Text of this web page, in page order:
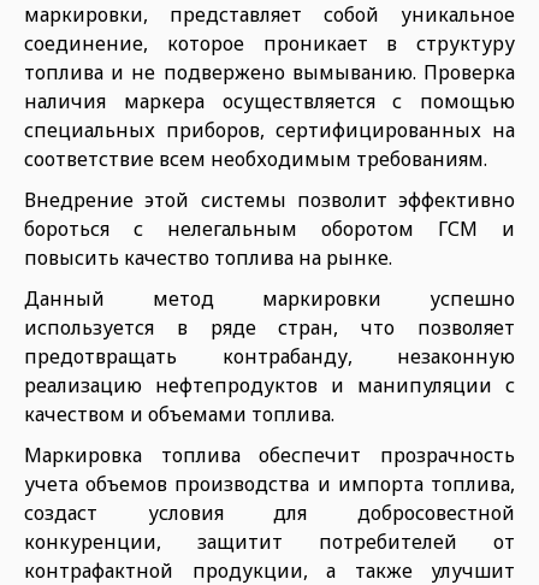
маркировки, представляет собой уникальное
соединение, которое проникает в структуру
топлива и не подвержено вымыванию. Проверка
наличия маркера осуществляется с помощью
специальных приборов, сертифицированных на
соответствие всем необходимым требованиям.
Внедрение этой системы позволит эффективно
бороться с нелегальным оборотом ГСМ и
повысить качество топлива на рынке.
Данный метод маркировки успешно
используется в ряде стран, что позволяет
предотвращать контрабанду, незаконную
реализацию нефтепродуктов и манипуляции с
качеством и объемами топлива.
Маркировка топлива обеспечит прозрачность
учета объемов производства и импорта топлива,
создаст условия для добросовестной
конкуренции, защитит потребителей от
контрафактной продукции, а также улучшит